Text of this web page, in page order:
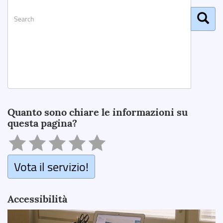
Quanto sono chiare le informazioni su
questa pagina?
Vota il servizio!
Accessibilità